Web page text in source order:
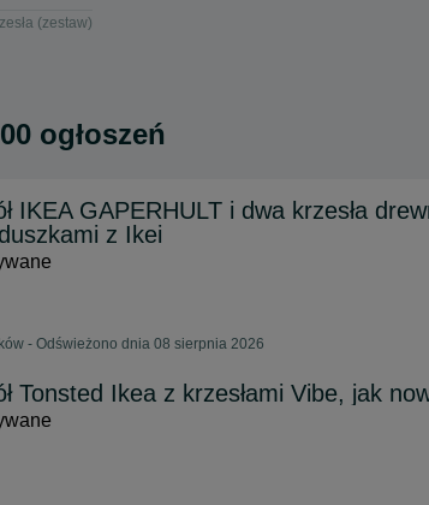
(zestaw)
ogłoszeń
IKEA GAPERHULT i dwa krzesła
z Ikei
- Odświeżono dnia 08 sierpnia 2026
Tonsted Ikea z krzesłami Vibe, jak